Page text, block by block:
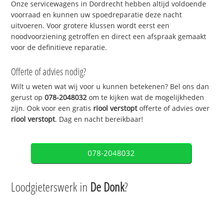
Onze servicewagens in Dordrecht hebben altijd voldoende
voorraad en kunnen uw spoedreparatie deze nacht
uitvoeren. Voor grotere klussen wordt eerst een
noodvoorziening getroffen en direct een afspraak gemaakt
voor de definitieve reparatie.
Offerte of advies nodig?
Wilt u weten wat wij voor u kunnen betekenen? Bel ons dan
gerust op078-2048032 om te kijken wat de mogelijkheden
zijn. Ook voor een gratis riool verstoptofferte of advies over
riool verstopt. Dag en nacht bereikbaar!
078-2048032
Loodgieterswerk in De Donk?